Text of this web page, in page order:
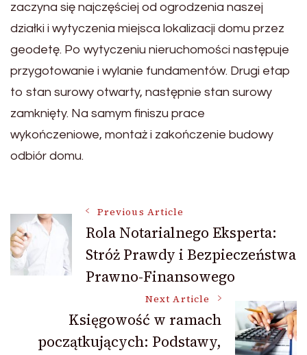
zaczyna się najczęściej od ogrodzenia naszej
działki i wytyczenia miejsca lokalizacji domu przez
geodetę. Po wytyczeniu nieruchomości następuje
przygotowanie i wylanie fundamentów. Drugi etap
to stan surowy otwarty, następnie stan surowy
zamknięty. Na samym finiszu prace
wykończeniowe, montaż i zakończenie budowy
odbiór domu.
Post
Navigation
Previous Article
Rola Notarialnego Eksperta:
Stróż Prawdy i Bezpieczeństwa
Prawno-Finansowego
Next Article
Księgowość w ramach
początkujących: Podstawy,